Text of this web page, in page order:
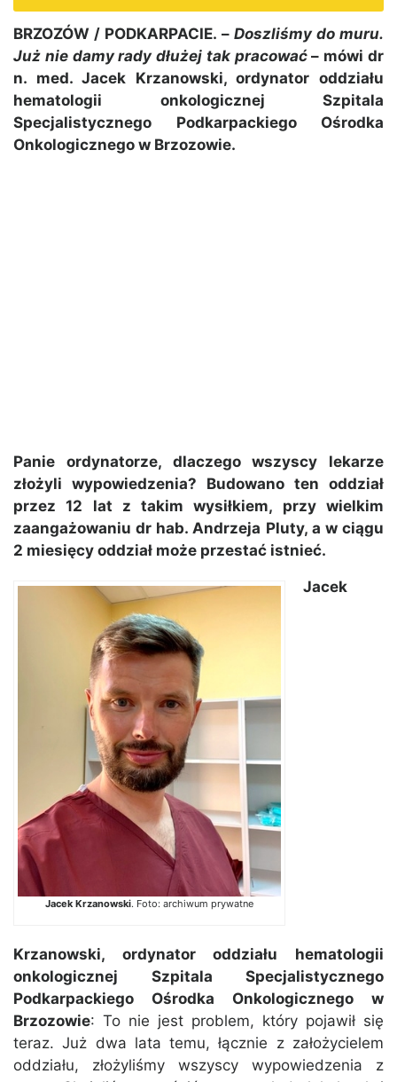
BRZOZÓW / PODKARPACIE. – Doszliśmy do muru.
Już nie damy rady dłużej tak pracować– mówi dr
n. med. Jacek Krzanowski, ordynator oddziału
hematologii onkologicznej Szpitala
Specjalistycznego Podkarpackiego Ośrodka
Onkologicznego w Brzozowie.
Panie ordynatorze, dlaczego wszyscy lekarze
złożyli wypowiedzenia? Budowano ten oddział
przez 12 lat z takim wysiłkiem, przy wielkim
zaangażowaniu dr hab. Andrzeja Pluty, a w ciągu
2 miesięcy oddział może przestać istnieć.
Jacek Krzanowski. Foto: archiwum prywatne
Jacek
Krzanowski, ordynator oddziału hematologii
onkologicznej Szpitala Specjalistycznego
Podkarpackiego Ośrodka Onkologicznego w
Brzozowie: To nie jest problem, który pojawił się
teraz. Już dwa lata temu, łącznie z założycielem
oddziału, złożyliśmy wszyscy wypowiedzenia z